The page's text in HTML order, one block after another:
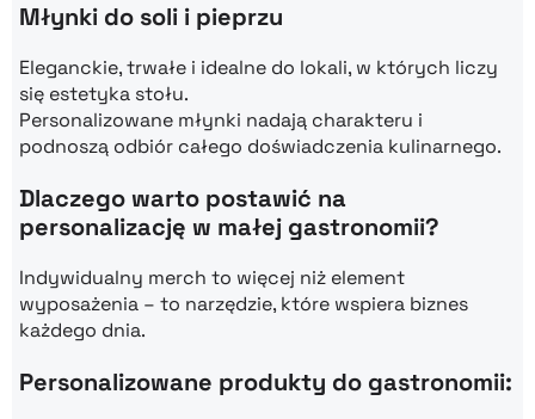
Młynki do soli i pieprzu
Eleganckie, trwałe i idealne do lokali, w których liczy
się estetyka stołu.
Personalizowane młynki nadają charakteru i
podnoszą odbiór całego doświadczenia kulinarnego.
Dlaczego warto postawić na
personalizację w małej gastronomii?
Indywidualny merch to więcej niż element
wyposażenia – to narzędzie, które wspiera biznes
każdego dnia.
Personalizowane produkty do gastronomii: